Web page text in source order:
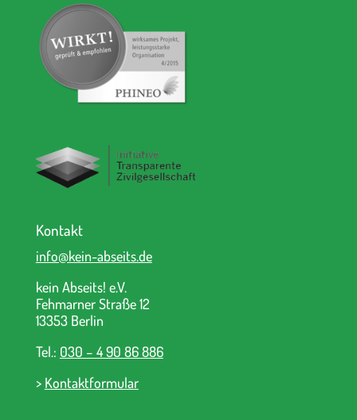
Kontakt
info@kein-abseits.de
kein Abseits! e.V.
Fehmarner Straße 12
13353 Berlin
Tel.: 030 – 4 90 86 886
> Kontaktformular